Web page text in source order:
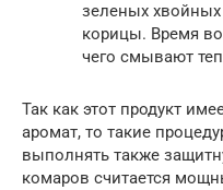
зеленых
корицы. Время
чего смывают
Так как этот продукт
аромат, то такие
выполнять также
комаров считается